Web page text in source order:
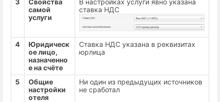
самой
услуги
ставка НДС
4
Юридическ
ое лицо,
назначенно
е на счёте
Ставка НДС указана в реквизитах
юрлица
5
Общие
настройки
отеля
Ни один из предыдущих источников
не сработал